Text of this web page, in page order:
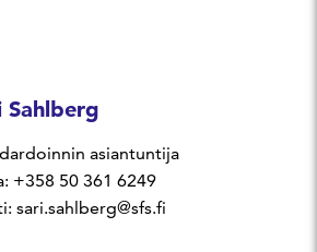
Sahlberg
asiantuntija
+358 50 361 6249
sari.sahlberg@sfs.fi